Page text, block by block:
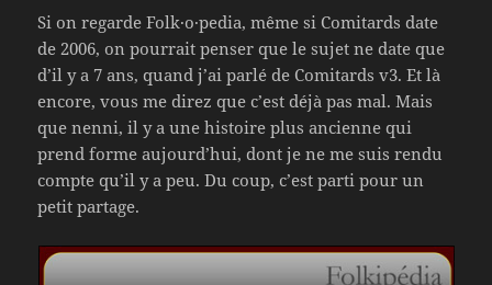
Si on regarde Folk·o·pedia, même si Comitards date
de 2006, on pourrait penser que le sujet ne date que
d’il y a 7 ans, quand j’ai parlé de Comitards v3. Et là
encore, vous me direz que c’est déjà pas mal. Mais
que nenni, il y a une histoire plus ancienne qui
prend forme aujourd’hui, dont je ne me suis rendu
compte qu’il y a peu. Du coup, c’est parti pour un
petit partage.